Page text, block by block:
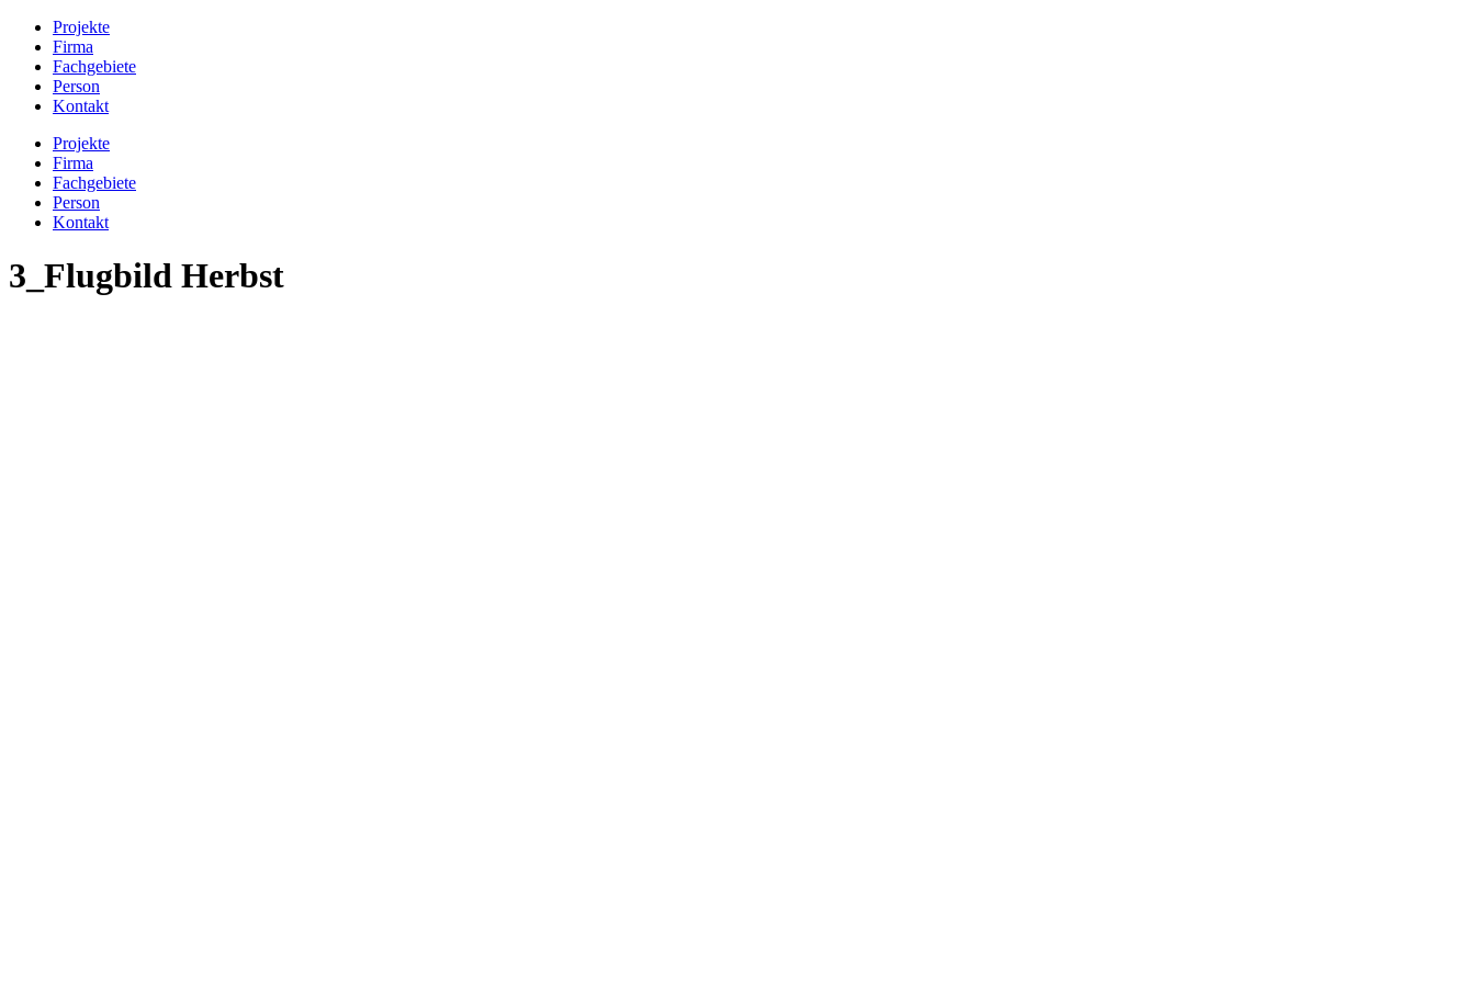
Projekte
Firma
Fachgebiete
Person
Kontakt
Projekte
Firma
Fachgebiete
Person
Kontakt
3_Flugbild Herbst